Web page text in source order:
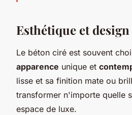
Esthétique et design
Le béton ciré est souvent
apparence unique et
lisse et sa finition mate ou
transformer n'importe quelle
espace de luxe.